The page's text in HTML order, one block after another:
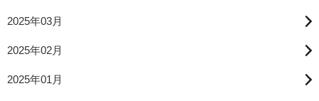
2025年03月
2025年02月
2025年01月